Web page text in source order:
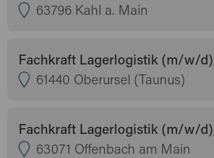
63796 Kahl a. Main
Fachkraft Lagerlogistik (m/w/
61440 Oberursel (Taunus)
Fachkraft Lagerlogistik (m/w/
63071 Offenbach am Main